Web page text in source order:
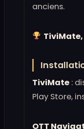
anciens.
TiviMate :
Play Store,
OTT